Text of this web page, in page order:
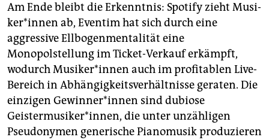
Am Ende bleibt die Erkenntnis: Spotify zieht Mu­si­
ke­r*in­nen ab, Eventim hat sich durch eine
aggressive Ellbogenmentalität eine
Monopolstellung im Ticket-Verkauf erkämpft,
wodurch Mu­si­ke­r*in­nen auch im profitablen Live-
Bereich in Abhängigkeitsverhältnisse geraten. Die
einzigen Ge­win­ne­r*in­nen sind dubiose
Geistermusiker*innen, die unter unzähligen
Pseudonymen generische Pianomusik produzieren